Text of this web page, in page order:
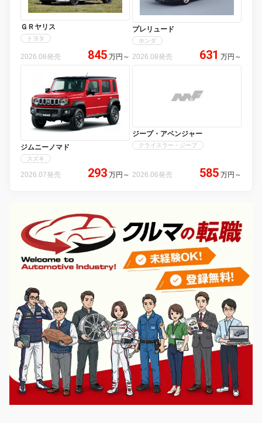
ＧＲヤリス
トヨタ
2026.08発売 845 万円 ～
プレリュード
ホンダ
2026.08発売 631 万円 ～
ジムニーノマド
スズキ
2026.07発売 293 万円 ～
ジープ・アベンジャー
クライスラー・ジープ
2026.06発売 585 万円 ～